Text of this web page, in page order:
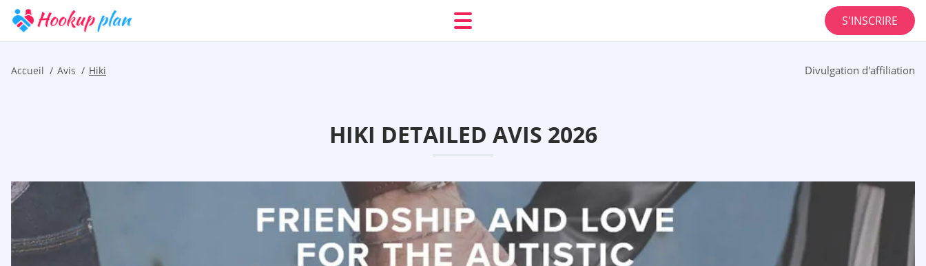
S'INSCRIRE
Accueil Avis Hiki Divulgation d'affiliation
HIKI DETAILED AVIS 2026